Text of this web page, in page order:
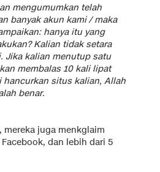
mengumumkan telah
banyak akun kami / maka
hanya itu yang
Kalian tidak setara
Jika kalian menutup satu
membalas 10 kali lipat
hancurkan situs kalian, Allah
benar.
mereka juga menkglaim
dan lebih dari 5